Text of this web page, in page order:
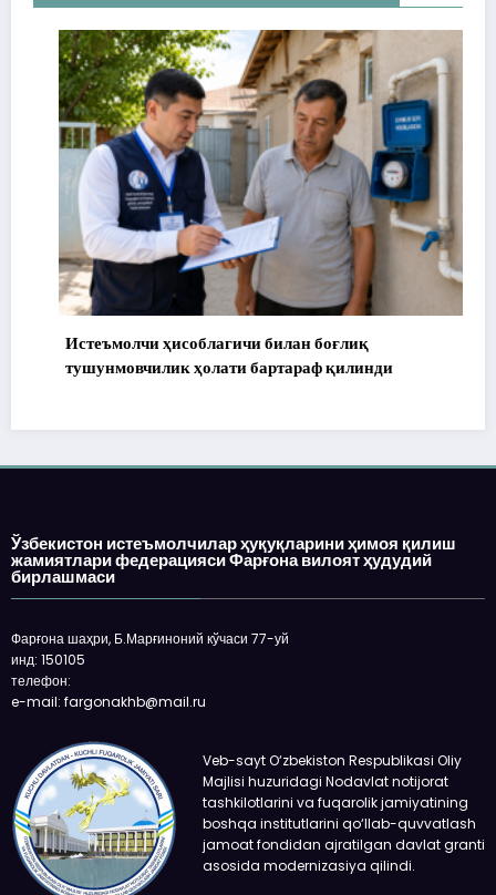
Истеъмолчи ҳисоблагичи билан боғлиқ
тушунмовчилик ҳолати бартараф қилинди
Ўзбекистон истеъмолчилар ҳуқуқларини ҳимоя қилиш
жамиятлари федерацияси Фарғона вилоят ҳудудий
бирлашмаси
Фарғона шаҳри, Б.Марғиноний кўчаси 77-уй
инд: 150105
телефон:
e-mail: fargonakhb@mail.ru
Veb-sayt O‘zbekiston Respublikasi Oliy
Majlisi huzuridagi Nodavlat notijorat
tashkilotlarini va fuqarolik jamiyatining
boshqa institutlarini qo‘llab-quvvatlash
jamoat fondidan ajratilgan davlat granti
asosida modernizasiya qilindi.